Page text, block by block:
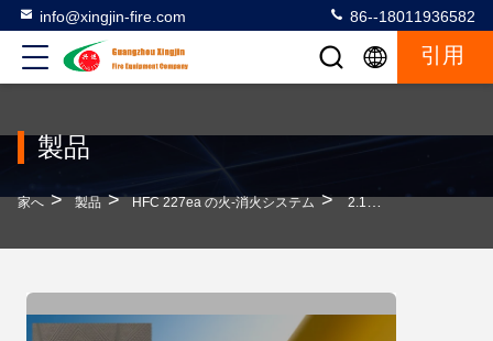
info@xingjin-fire.com 86--18011936582
引用
製品
家へ > 製品 > HFC 227ea の火-消火システム > 2.1MPa HFC 227ea 消火システム 20年 燃焼防止用ガス